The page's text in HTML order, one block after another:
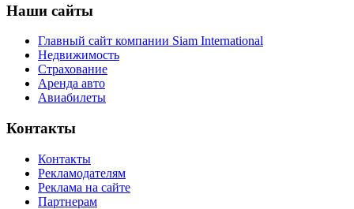
Наши сайты
Главный сайт компании Siam International
Недвижимость
Страхование
Аренда авто
Авиабилеты
Контакты
Контакты
Рекламодателям
Реклама на сайте
Партнерам